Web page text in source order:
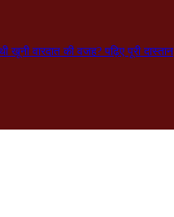
वारदात की वजह? पढ़िए पूरी दास्तान